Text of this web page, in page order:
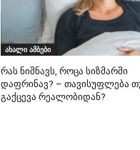
ახალი ამბები
რას ნიშნავს, როცა სიზმარში
დაფრინავ? – თავისუფლება
გაქცევა რეალობიდან?